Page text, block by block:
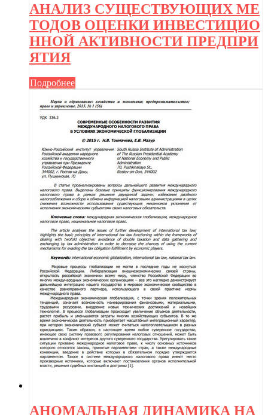
АНАЛИЗ СУЩЕСТВУЮЩИХ МЕ
ТОДОВ ОЦЕНКИ ИНВЕСТИЦИО
ННОЙ АКТИВНОСТИ ПРЕДПРИ
ЯТИЯ
Подробнее
АНОМАЛЬНАЯ ДИНАМИКА НА